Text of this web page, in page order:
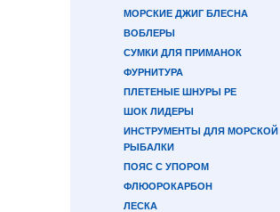
МОРСКИЕ ДЖИГ БЛЕСНА
ВОБЛЕРЫ
СУМКИ ДЛЯ ПРИМАНОК
ФУРНИТУРА
ПЛЕТЕНЫЕ ШНУРЫ PE
ШОК ЛИДЕРЫ
ИНСТРУМЕНТЫ ДЛЯ МОРСКОЙ
РЫБАЛКИ
ПОЯС С УПОРОМ
ФЛЮОРОКАРБОН
ЛЕСКА